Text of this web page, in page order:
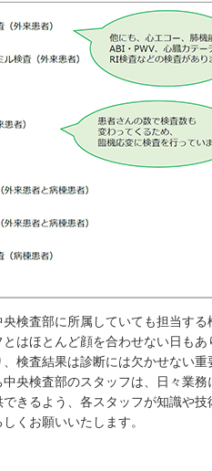
検査部に所属していても担当する
はほとんど顔を合わせない日も
検査結果は診断には欠かせない
央検査部のスタッフは、日々業
きるよう、各スタッフが知識や
くお願いいたします。